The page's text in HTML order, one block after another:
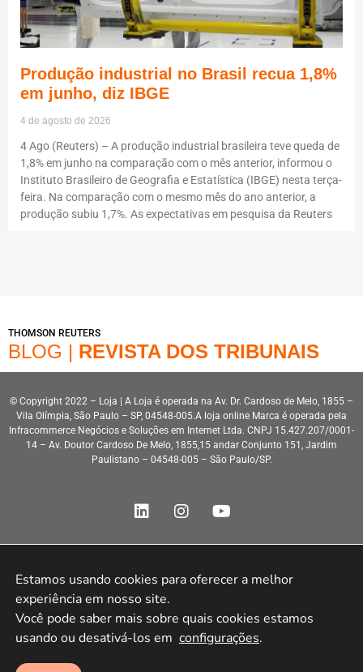
Produção industrial no Brasil recua 1,8%
em junho, diz IBGE
4 de agosto de 2026
4 Ago (Reuters) – A produção industrial brasileira teve queda de
1,8% em junho na comparação com o mês anterior, informou o
Instituto Brasileiro de Geografia e Estatística (IBGE) nesta terça-
feira. Na comparação com o mesmo mês do ano anterior, a
produção subiu 1,7%. As expectativas em pesquisa da Reuters
THOMSON REUTERS
BLOG | REVISTA DOS TRIBUNAIS
© Copyright 2022 – Loja | A Loja é operada na Av. Dr. Cardoso de Melo, 1855 –
Vila Olímpia, São Paulo – SP, 04548-005.A loja online Marca é operada pela
Infracommerce Negócios e Soluções em Internet Ltda. CNPJ 15.427.207/0001-
14 – Av. Doutor Cardoso De Melo, 1855,15 andar Conjunto 151, Jardim
Paulistano – 04548-005 – São Paulo/SP.
Desenvolvimento HeroStar
Estamos usando cookies para oferecer a melhor
experiência em nosso site.
Você pode saber mais sobre quais cookies estamos
usando ou desativá-los em configurações.